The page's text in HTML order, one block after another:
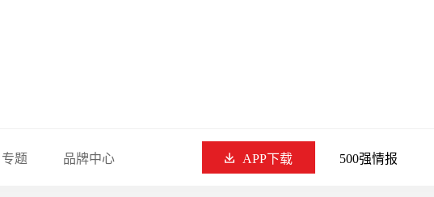
专题 品牌中心 APP下载 500强情报